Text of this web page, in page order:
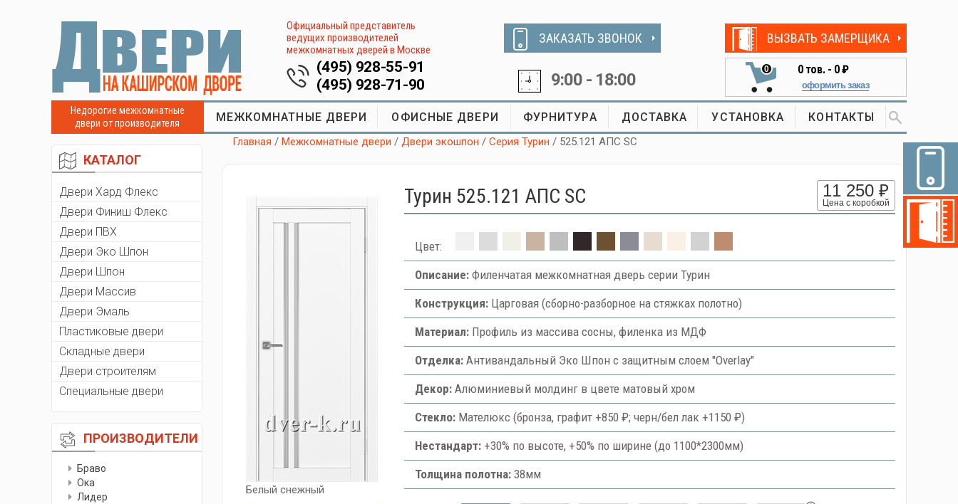
Официальный представитель
ведущих производителей
межкомнатных дверей в Москве
(495) 928-55-91
(495) 928-71-90
ЗАКАЗАТЬ ЗВОНОК
9:00 - 18:00
ВЫЗВАТЬ ЗАМЕРЩИКА
0 0тов. - 0 ₽
оформить заказ
Недорогие межкомнатные
двери от производителя
МЕЖКОМНАТНЫЕ ДВЕРИ ОФИСНЫЕ ДВЕРИ ФУРНИТУРА ДОСТАВКА УСТАНОВКА КОНТАКТЫ
КАТАЛОГ
Двери Хард Флекс
Двери Финиш Флекс
Двери ПВХ
Двери Эко Шпон
Двери Шпон
Двери Массив
Двери Эмаль
Пластиковые двери
Складные двери
Двери строителям
Специальные двери
ПРОИЗВОДИТЕЛИ
Браво
Ока
Лидер
Главная /Межкомнатные двери /Двери экошпон /Серия Турин / 525.121 АПС SC
Белый снежный
Турин 525.121 АПС SC 11 250 ₽
Цена с коробкой
Цвет:
Описание:Филенчатая межкомнатная дверь серии Турин
Конструкция:Царговая (сборно-разборное на стяжках полотно)
Материал:Профиль из массива сосны, филенка из МДФ
Отделка:Антивандальный Эко Шпон с защитным слоем "Overlay"
Декор:Алюминиевый молдинг в цвете матовый хром
Стекло:Мателюкс (бронза, графит +850 ₽; черн/бел лак +1150 ₽)
Нестандарт:+30% по высоте, +50% по ширине (до 1100*2300мм)
Толщина полотна:38мм